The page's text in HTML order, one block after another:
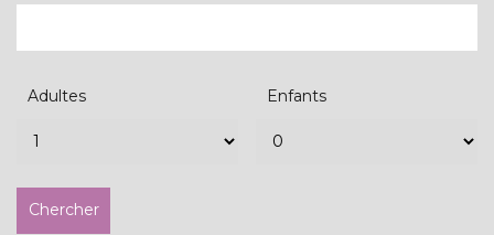
Adultes Enfants